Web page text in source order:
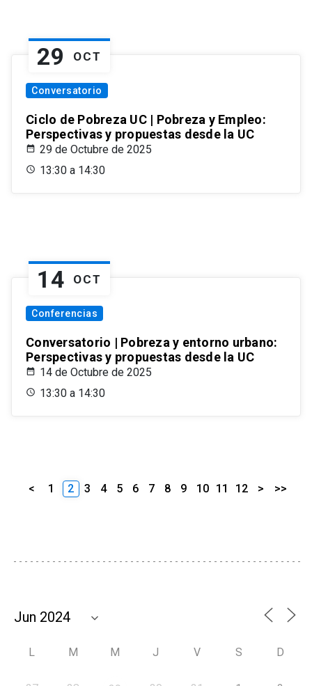
29 OCT
Conversatorio
Ciclo de Pobreza UC | Pobreza y Empleo:
Perspectivas y propuestas desde la UC
29 de Octubre de 2025
13:30 a 14:30
14 OCT
Conferencias
Conversatorio | Pobreza y entorno urbano:
Perspectivas y propuestas desde la UC
14 de Octubre de 2025
13:30 a 14:30
< 1 2 3 4 5 6 7 8 9 10 11 12 > >>
L M M J V S D